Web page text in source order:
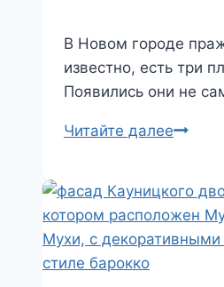
В Новом городе
известно, есть три
Появились они не
Читайте далее